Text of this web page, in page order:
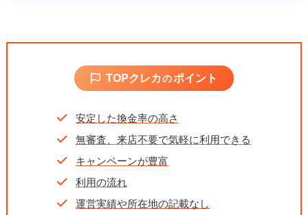
キャンペーン
新規契約で最大3万円、ご紹介で最大3万円プレ
TOPクレカのポイント
安定した換金率の高さ
無審査、来店不要で気軽に利用できる
キャンペーンが豊富
利用の流れ
運営実績や所在地の記載なし